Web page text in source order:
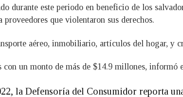
durante este periodo en beneficio de los
que violentaron sus derechos.
aéreo, inmobiliario, artículos del hogar, y
un monto de más de $14.9 millones, informó
la Defensoría del Consumidor reporta